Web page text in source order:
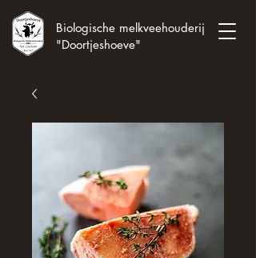
Biologische melkveehouderij
"Doortjeshoeve"